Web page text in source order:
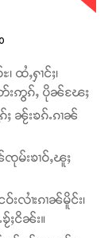
ထႆႇႁၢင်ႈ၊
တ်းဢွၵ်ႇ ပိုၼ်ၽႄႈ
ႈ ၼႂ်းၶၵ်ႉၵၢၼ်
မ်းၶၢဝ်ႇၽူႈ
းလၢႆးၵၢၼ်မိူင်း၊
ၶႂ်ႈငိၼ်း။